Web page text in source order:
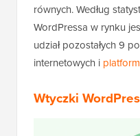
równych. Według
WordPressa w rynku
udział pozostałych 9
internetowych i
Wtyczki